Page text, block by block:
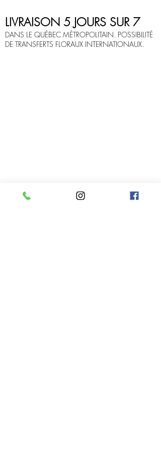
LIVRAISON 5 JOURS SUR 7
DANS LE QUÉBEC MÉTROPOLITAIN. POSSIBILITÉ
DE TRANSFERTS FLORAUX INTERNATIONAUX.